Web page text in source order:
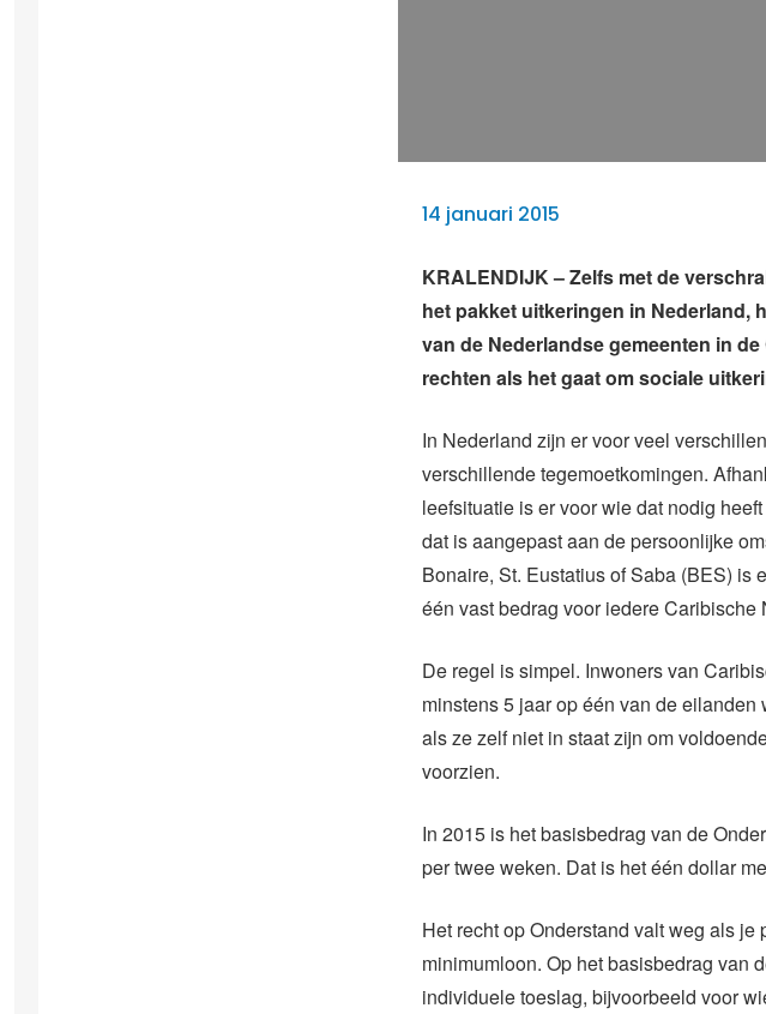
14 januari 2015
KRALENDIJK – Zelfs met de
het pakket uitkeringen in Nederland,
van de Nederlandse gemeenten in
rechten als het gaat om sociale
In Nederland zijn er voor veel
verschillende tegemoetkomingen.
leefsituatie is er voor wie dat nodig
dat is aangepast aan de persoonlijke
Bonaire, St. Eustatius of Saba (BES) is
één vast bedrag voor iedere
De regel is simpel. Inwoners van
minstens 5 jaar op één van de
als ze zelf niet in staat zijn om
voorzien.
In 2015 is het basisbedrag van de
per twee weken. Dat is het één dollar
Het recht op Onderstand valt weg als
minimumloon. Op het basisbedrag van
individuele toeslag, bijvoorbeeld voor